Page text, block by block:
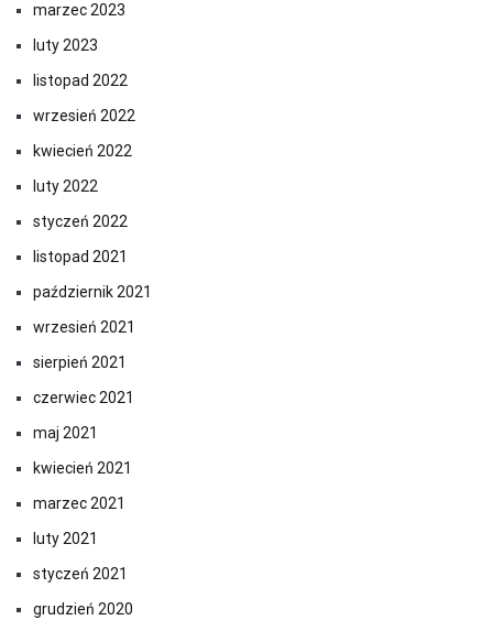
marzec 2023
luty 2023
listopad 2022
wrzesień 2022
kwiecień 2022
luty 2022
styczeń 2022
listopad 2021
październik 2021
wrzesień 2021
sierpień 2021
czerwiec 2021
maj 2021
kwiecień 2021
marzec 2021
luty 2021
styczeń 2021
grudzień 2020